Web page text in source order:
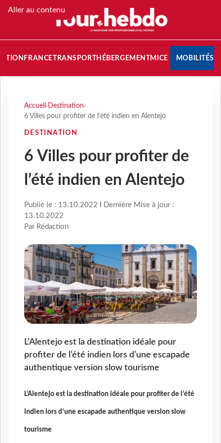
Aller au contenu
FRANCETRANSPORT HÉBERGEMENTMICE MOBILITÉS
Accueil › Destination›
6 Villes pour profiter de l’été indien en Alentejo
DESTINATION
6 Villes pour profiter de
l’été indien en Alentejo
Publié le : 13.10.2022 I Dernière Mise à jour :
13.10.2022
Par Rédaction
L’Alentejo est la destination idéale pour
profiter de l’été indien lors d’une escapade
authentique version slow tourisme
L’Alentejo est la destination idéale pour profiter de l’été
indien lors d’une escapade authentique version slow
tourisme